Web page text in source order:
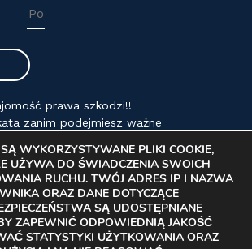
prawa szkodzi!!
zanim podejmiesz ważne
- Kancelaria Adwokacka - Adwokat Jarosław
prawa zastrzeżone. Realizacja: KPB MEDIA
& AG
WYKORZYSTYWANE PLIKI COOKIE,
UŻYWA DO ŚWIADCZENIA SWOICH
RUCHU. TWÓJ ADRES IP I NAZWA
ORAZ DANE DOTYCZĄCE
SĄ UDOSTĘPNIANE
ZAPEWNIĆ ODPOWIEDNIĄ JAKOŚĆ
STATYSTYKI UŻYTKOWANIA ORAZ